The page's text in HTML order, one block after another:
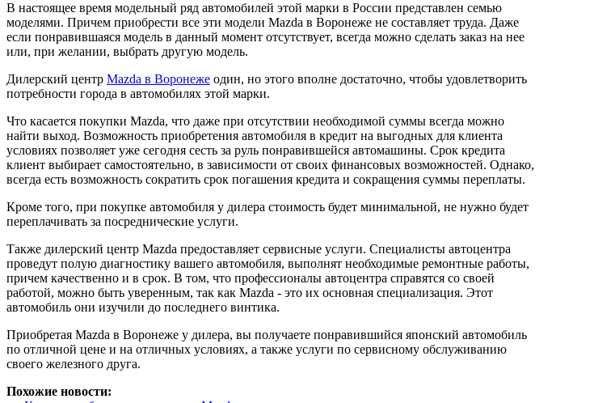
В настоящее время модельный ряд автомобилей этой марки в России представлен семью
моделями. Причем приобрести все эти модели Mazda в Воронеже не составляет труда. Даже
если понравившаяся модель в данный момент отсутствует, всегда можно сделать заказ на нее
или, при желании, выбрать другую модель.
Дилерский центр Mazda в Воронеже один, но этого вполне достаточно, чтобы удовлетворить
потребности города в автомобилях этой марки.
Что касается покупки Mazda, что даже при отсутствии необходимой суммы всегда можно
найти выход. Возможность приобретения автомобиля в кредит на выгодных для клиента
условиях позволяет уже сегодня сесть за руль понравившейся автомашины. Срок кредита
клиент выбирает самостоятельно, в зависимости от своих финансовых возможностей. Однако,
всегда есть возможность сократить срок погашения кредита и сокращения суммы переплаты.
Кроме того, при покупке автомобиля у дилера стоимость будет минимальной, не нужно будет
переплачивать за посреднические услуги.
Также дилерский центр Mazda предоставляет сервисные услуги. Специалисты автоцентра
проведут полую диагностику вашего автомобиля, выполнят необходимые ремонтные работы,
причем качественно и в срок. В том, что профессионалы автоцентра справятся со своей
работой, можно быть уверенным, так как Mazda - это их основная специализация. Этот
автомобиль они изучили до последнего винтика.
Приобретая Mazda в Воронеже у дилера, вы получаете понравившийся японский автомобиль
по отличной цене и на отличных условиях, а также услуги по сервисному обслуживанию
своего железного друга.
Похожие новости: